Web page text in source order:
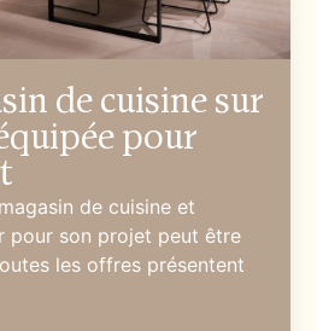
de cuisine sur
pour
de cuisine et
pour son projet peut être
les offres présentent